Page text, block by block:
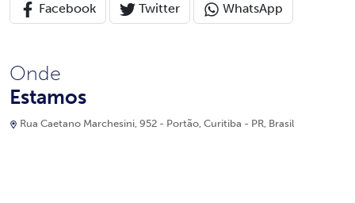
Facebook Twitter WhatsApp
Onde
Estamos
Rua Caetano Marchesini, 952 - Portão, Curitiba - PR, Brasil